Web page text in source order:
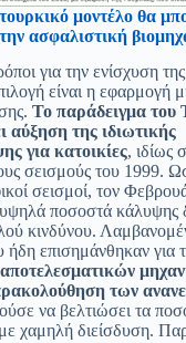
μοντέλο θα
ασφαλιστική
για την ενίσχυση
είναι η εφαρμογή
Το παράδειγμα του
αύξηση της ιδιωτικής
για κατοικίες, ιδίως
σεισμούς του 1999.
σεισμοί, τον
υψηλά ποσοστά κάλυψης
κινδύνου.
επισημάνθηκαν για
των
να βελτιώσει τα
χαμηλή διείσδυση.